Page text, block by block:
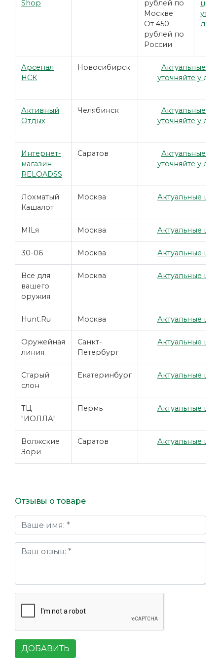
Shop
рублей по
Москве
От 450
рублей по
России
цены
Арсенал
НСК
Новосибирск
Актуальные
уточняйте у
Активный
Отдых
Челябинск
Актуальные
уточняйте у
Интернет-
магазин
RELOADSS
Саратов
Актуальные
уточняйте у
Лохматый
Кашалот
Москва Актуальные
MILя Москва Актуальные
30-06 Москва Актуальные
Все для
вашего
оружия
Москва Актуальные
Hunt.Ru Москва Актуальные
Оружейная
линия
Санкт-
Петербург
Актуальные
Старый
слон
Екатеринбург Актуальные
ТЦ
"ИОЛЛА"
Пермь Актуальные
Волжские
Зори
Саратов Актуальные
Отзывы о товаре
ДОБАВИТЬ